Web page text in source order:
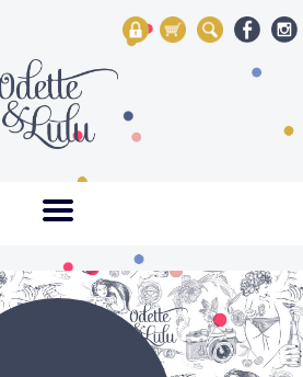
My Account
Mon panier
Rechercher